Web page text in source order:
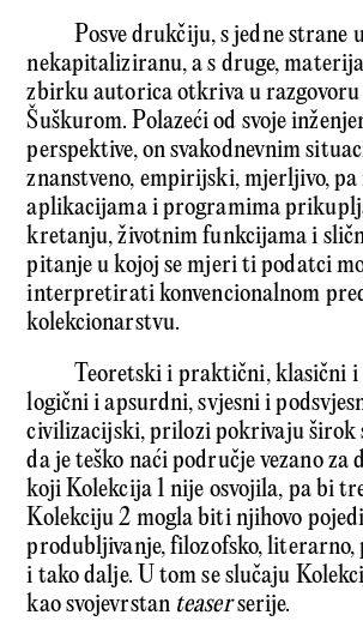
Posve drukčiju, s jedne strane
nekapitaliziranu, a s druge,
zbirku autorica otkriva u
Šuškurom. Polazeći od svoje
perspektive, on svakodnevnim
znanstveno, empirijski, mjerljivo,
aplikacijama i programima
kretanju, životnim funkcijama i
pitanje u kojoj se mjeri ti podatci
interpretirati konvencionalnom
kolekcionarstvu.
Teoretski i praktični, klasični i
logični i apsurdni, svjesni i
civilizacijski, prilozi pokrivaju širok
da je teško naći područje vezano za
koji Kolekcija 1 nije osvojila, pa bi
Kolekciju 2 mogla biti njihovo
produbljivanje, filozofsko,
i tako dalje. U tom se slučaju
kao svojevrstan teaserserije.